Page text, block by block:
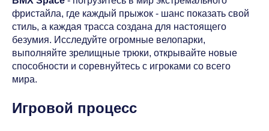
фристайла, где каждый прыжок - шанс показать свой
стиль, а каждая трасса создана для настоящего
безумия. Исследуйте огромные велопарки,
выполняйте зрелищные трюки, открывайте новые
способности и соревнуйтесь с игроками со всего
мира.
Игровой процесс